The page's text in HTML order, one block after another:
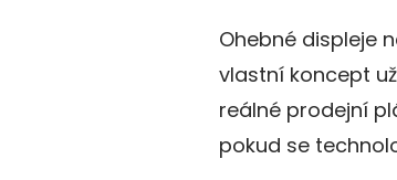
Ohebné displeje
vlastní koncept
reálné prodejní
pokud se